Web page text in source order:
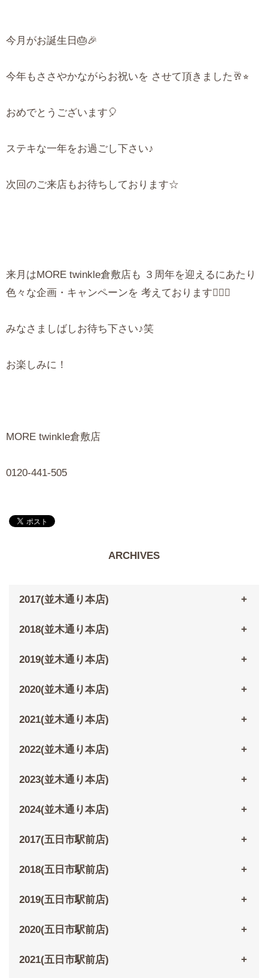
今月がお誕生日🎂🎉
今年もささやかながらお祝いを させて頂きました🥂⭐︎
おめでとうございます🎈
ステキな一年をお過ごし下さい♪
次回のご来店もお待ちしております☆
来月はMORE twinkle倉敷店も ３周年を迎えるにあたり
色々な企画・キャンペーンを 考えております🙋🏻‍♀️
みなさましばしお待ち下さい♪笑
お楽しみに！
MORE twinkle倉敷店
0120-441-505
ARCHIVES
2017(並木通り本店)
2018(並木通り本店)
2019(並木通り本店)
2020(並木通り本店)
2021(並木通り本店)
2022(並木通り本店)
2023(並木通り本店)
2024(並木通り本店)
2017(五日市駅前店)
2018(五日市駅前店)
2019(五日市駅前店)
2020(五日市駅前店)
2021(五日市駅前店)